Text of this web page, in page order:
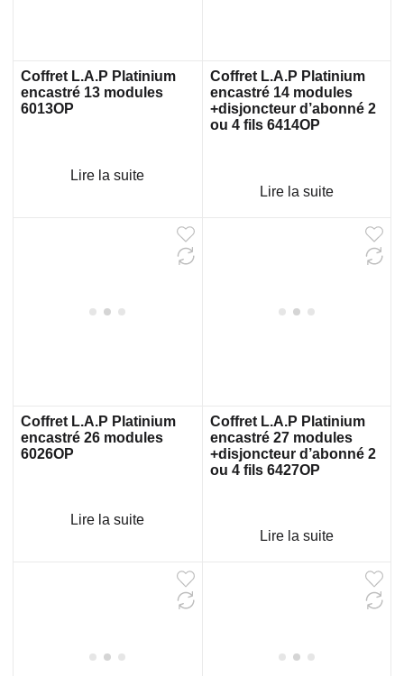
Coffret L.A.P Platinium
encastré 13 modules
6013OP
Lire la suite
Coffret L.A.P Platinium
encastré 14 modules
+disjoncteur d’abonné 2
ou 4 fils 6414OP
Lire la suite
Coffret L.A.P Platinium
encastré 26 modules
6026OP
Lire la suite
Coffret L.A.P Platinium
encastré 27 modules
+disjoncteur d’abonné 2
ou 4 fils 6427OP
Lire la suite